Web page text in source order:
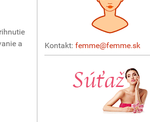
a
Kontakt: femme@femme.sk